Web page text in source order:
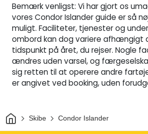
Bemærk venligst: Vi har gjort os
vores Condor Islander guide er så
muligt. Faciliteter, tjenester og
ombord kan dog variere afhængigt
tidspunkt på året, du rejser. Nogle
ændres uden varsel, og
sig retten til at operere andre
er angivet ved booking, uden
HjemSkibe Condor Islander